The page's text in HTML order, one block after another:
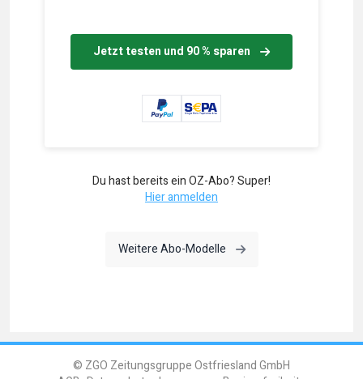
Jetzt testen und 90 % sparen
Du hast bereits ein OZ-Abo? Super!
Hier anmelden
Weitere Abo-Modelle
© ZGO Zeitungsgruppe Ostfriesland GmbH